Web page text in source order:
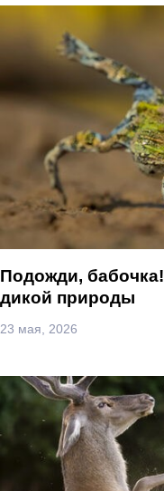
Подожди,
дикой природы
23 мая, 2026